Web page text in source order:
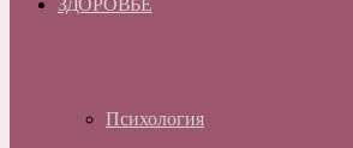
ЗДОРОВЬЕ
Психология